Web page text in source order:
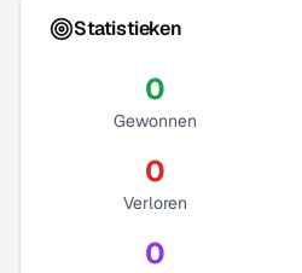
Statistieken
0
Gewonnen
0
Verloren
0